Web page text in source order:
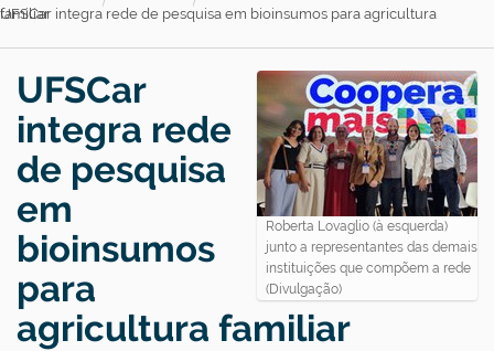
g
a
UFSCar integra rede de pesquisa em bioinsumos para agricultura familiar
Roberta Lovaglio (à esquerda)
junto a representantes das demais
instituições que compõem a rede
(Divulgação)
UFSCar
integra rede
de pesquisa
em
bioinsumos
para
agricultura familiar